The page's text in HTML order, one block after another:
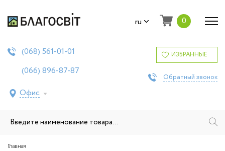
ru 0
(068) 561-01-01
(066) 896-87-87
Офис
ИЗБРАННЫЕ
Обратный звонок
Главная